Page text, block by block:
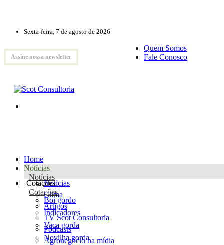
Sexta-feira, 7 de agosto de 2026
Assine nossa newsletter
Quem Somos
Fale Conosco
Home
Notícias
Notícias
Notícias
Clima
Artigos
TV Scot Consultoria
Podcasts
Agronegócio na mídia
Cotações
Cotações
Boi gordo
Indicadores
Vaca gorda
Novilha gorda